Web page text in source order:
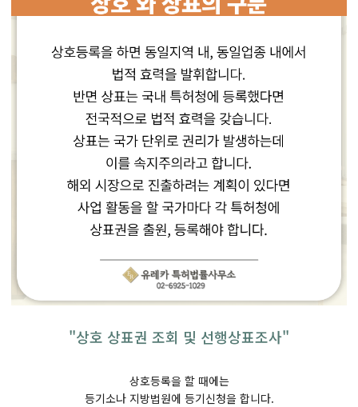
"상호 상표권 조회 및 선행상표조사"
상호등록을 할 때에는
등기소나 지방법원에 등기신청을 합니다.